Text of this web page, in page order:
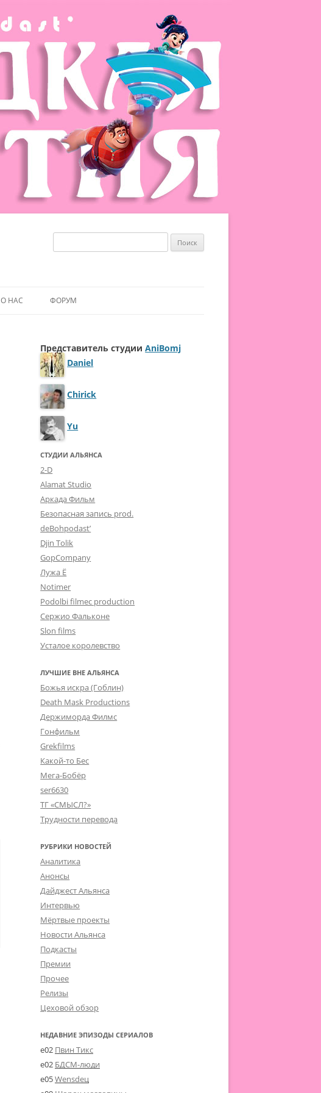
Найти:
О НАС
ВСТУПЛЕНИЕ В АЛЬЯНС
ИСТОРИЯ АЛЬЯНСА
ФОРУМ
Представитель студииAniBomj
Daniel
Chirick
Yu
СТУДИИ АЛЬЯНСА
2-D
Alamat Studio
Аркада Фильм
Безопасная запись prod.
deBohpodast’
Djin Tolik
GopCompany
Лужа Ё
Notimer
Podolbi filmec production
Сержио Фальконе
Slon films
Усталое королевство
ЛУЧШИЕ ВНЕ АЛЬЯНСА
Божья искра (Гоблин)
Death Mask Productions
Держиморда Филмс
Гонфильм
Grekfilms
Какой-то Бес
Мега-Бобёр
ser6630
ТГ «СМЫСЛ?»
Трудности перевода
РУБРИКИ НОВОСТЕЙ
Аналитика
Анонсы
Дайджест Альянса
Интервью
Мёртвые проекты
Новости Альянса
Подкасты
Премии
Прочее
Релизы
Цеховой обзор
НЕДАВНИЕ ЭПИЗОДЫ СЕРИАЛОВ
e02 Пвин Тикс
e02 БДСМ-люди
e05Wensdeц